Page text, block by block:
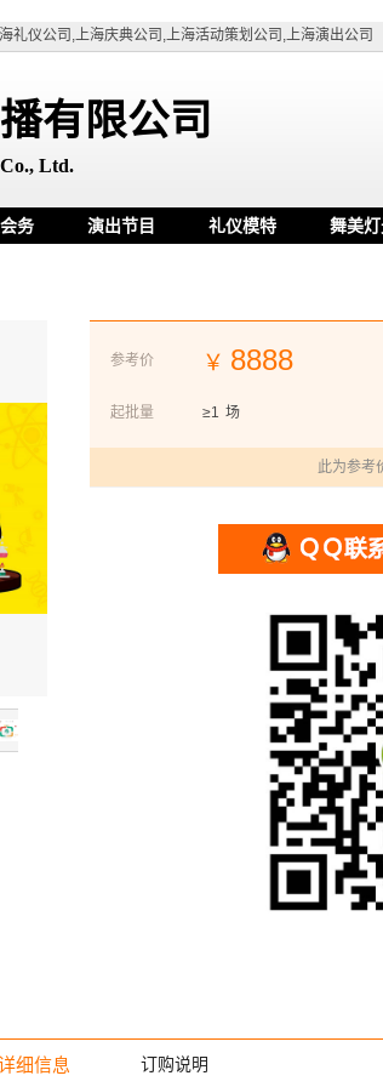
礼仪公司,上海庆典公司,上海活动策划公司,上海演出公司
有限公司
Ltd.
务 演出节目
礼仪模特
舞美
参考价 ￥ 8888
起批量 ≥1 场
此为参考
细信息 订购说明